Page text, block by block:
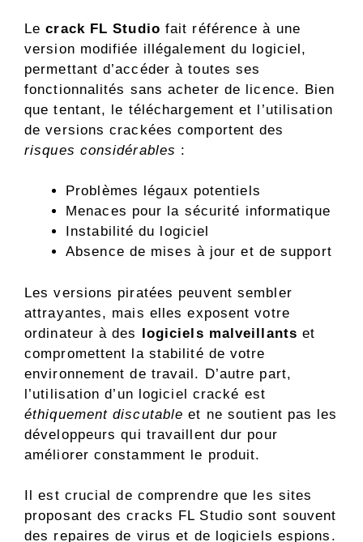
Lecrack FL Studio fait référence à une
version modifiée illégalement du logiciel,
permettant d’accéder à toutes ses
fonctionnalités sans acheter de licence. Bien
que tentant, le téléchargement et l’utilisation
de versions crackées comportent des
risques considérables :
Problèmes légaux potentiels
Menaces pour la sécurité informatique
Instabilité du logiciel
Absence de mises à jour et de support
Les versions piratées peuvent sembler
attrayantes, mais elles exposent votre
ordinateur à des logiciels malveillants et
compromettent la stabilité de votre
environnement de travail. D’autre part,
l’utilisation d’un logiciel cracké est
éthiquement discutable et ne soutient pas les
développeurs qui travaillent dur pour
améliorer constamment le produit.
Il est crucial de comprendre que les sites
proposant des cracks FL Studio sont souvent
des repaires de virus et de logiciels espions.